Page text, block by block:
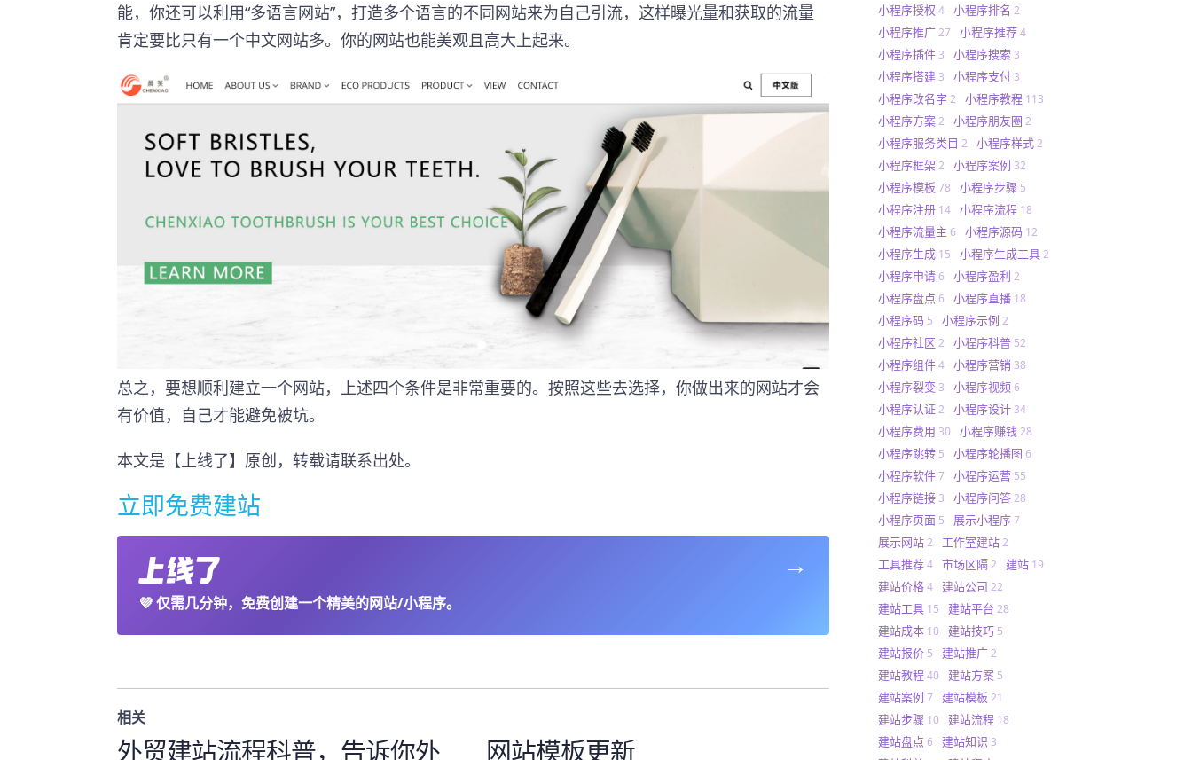
能，你还可以利用“多语言网站”，打造多个语言的不同网站来为自己引流，这样曝光量和获取的流量
肯定要比只有一个中文网站多。你的网站也能美观且高大上起来。
总之，要想顺利建立一个网站，上述四个条件是非常重要的。按照这些去选择，你做出来的网站才会
有价值，自己才能避免被坑。
本文是【上线了】原创，转载请联系出处。
立即免费建站
💜仅需几分钟，免费创建一个精美的网站/小程序。
→
相关
外贸建站流程科普，告诉你外 网站模板更新
小程序授权 4 小程序排名 2
小程序推广 27 小程序推荐 4
小程序插件 3 小程序搜索 3
小程序搭建 3 小程序支付 3
小程序改名字 2 小程序教程 113
小程序方案 2 小程序朋友圈 2
小程序服务类目 2 小程序样式 2
小程序框架 2 小程序案例 32
小程序模板 78 小程序步骤 5
小程序注册 14 小程序流程 18
小程序流量主 6 小程序源码 12
小程序生成 15 小程序生成工具 2
小程序申请 6 小程序盈利 2
小程序盘点 6 小程序直播 18
小程序码 5 小程序示例 2
小程序社区 2 小程序科普 52
小程序组件 4 小程序营销 38
小程序裂变 3 小程序视频 6
小程序认证 2 小程序设计 34
小程序费用 30 小程序赚钱 28
小程序跳转 5 小程序轮播图 6
小程序软件 7 小程序运营 55
小程序链接 3 小程序问答 28
小程序页面 5 展示小程序 7
展示网站 2 工作室建站 2
工具推荐 4 市场区隔 2 建站 19
建站价格 4 建站公司 22
建站工具 15 建站平台 28
建站成本 10 建站技巧 5
建站报价 5 建站推广 2
建站教程 40 建站方案 5
建站案例 7 建站模板 21
建站步骤 10 建站流程 18
建站盘点 6 建站知识 3